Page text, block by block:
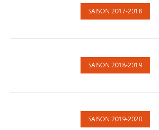
SAISON 2017-2018
SAISON 2018-2019
SAISON 2019-2020